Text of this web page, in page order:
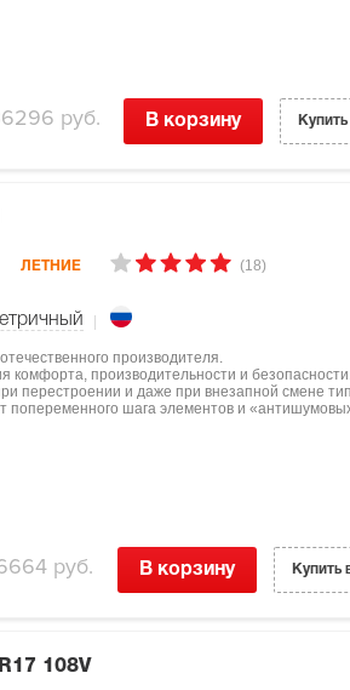
руб. В корзину
ЛЕТНИЕ (18)
производителя.
комфорта, производительности и
перестроении и даже при внезапной смене
попеременного шага элементов и
руб. В корзину Купить
108V